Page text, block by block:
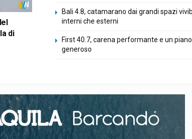
di
Bali 4.8, catamarano dai grandi spazi
interni che esterni
First 40.7, carena performante e un
generoso